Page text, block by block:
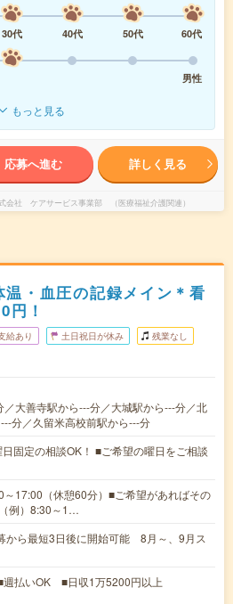
30代 40代 50代
60代
男性
もっと見る
応募へ進む 詳しく見る
会社 ケアサービス事業部 （医療福祉介護関連）
・血圧の記録メイン＊看
円！
給あり 土日祝日が休み 残業なし
／大善寺駅から---分／大城駅から---分／北
分／久留米高校前駅から---分
固定の相談OK！ ■ご希望の曜日をご相談
～17:00（休憩60分）■ご希望があればその
例）8:30～1…
ら最短3日後に開始可能 8月～、9月ス
払いOK ■日収1万5200円以上